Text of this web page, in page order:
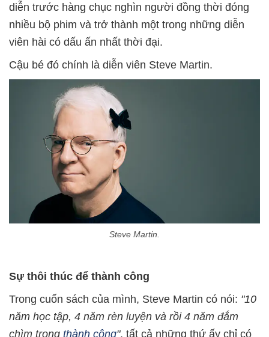
diễn trước hàng chục nghìn người đồng thời đóng
nhiều bộ phim và trở thành một trong những diễn
viên hài có dấu ấn nhất thời đại.
Cậu bé đó chính là diễn viên Steve Martin.
Steve Martin.
Sự thôi thúc để thành công
Trong cuốn sách của mình, Steve Martin có nói: "10
năm học tập, 4 năm rèn luyện và rồi 4 năm đắm
chìm trong thành công", tất cả những thứ ấy chỉ có